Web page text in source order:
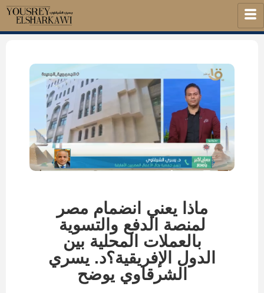
ماذا يعني انضمام مصر
لمنصة الدفع والتسوية
بالعملات المحلية بين
الدول الإفريقية؟د. يسري
الشرقاوي يوضح